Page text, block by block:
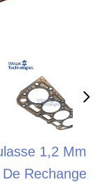
1,2 Mm
Rechange